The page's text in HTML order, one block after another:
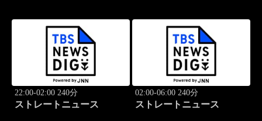
22:00-02:00 240分
ストレートニュース
02:00-06:00 240分
ストレートニュース